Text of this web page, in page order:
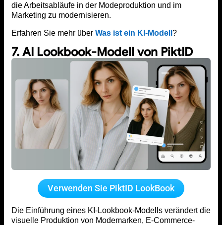
die Arbeitsabläufe in der Modeproduktion und im
Marketing zu modernisieren.
Erfahren Sie mehr über Was ist ein KI-Modell ?
7. AI Lookbook-Modell von PiktID
Verwenden Sie PiktID LookBook
Die Einführung eines KI-Lookbook-Modells verändert die
visuelle Produktion von Modemarken, E-Commerce-